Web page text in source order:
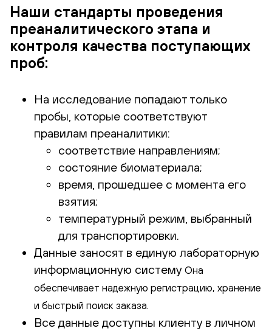
Наши стандарты проведения
преаналитического этапа и
контроля качества поступающих
проб:
На исследование попадают только
пробы, которые соответствуют
правилам преаналитики:
соответствие направлениям;
состояние биоматериала;
время, прошедшее с момента его
взятия;
температурный режим, выбранный
для транспортировки.
Данные заносят в единую лабораторную
информационную систему Она
обеспечивает надежную регистрацию, хранение
и быстрый поиск заказа.
Все данные доступны клиенту в личном